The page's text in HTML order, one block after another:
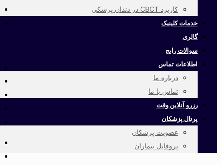
کاربرد CBCT در دندان پزشکی
خدمات کلینیک
گالری
سوالات رایج
اطلاعات تماس
درباره ما
تماس با ما
رزرو آنلاین وقت
پرتال پزشکان
عضویت پزشکان
پروفایل بیماران